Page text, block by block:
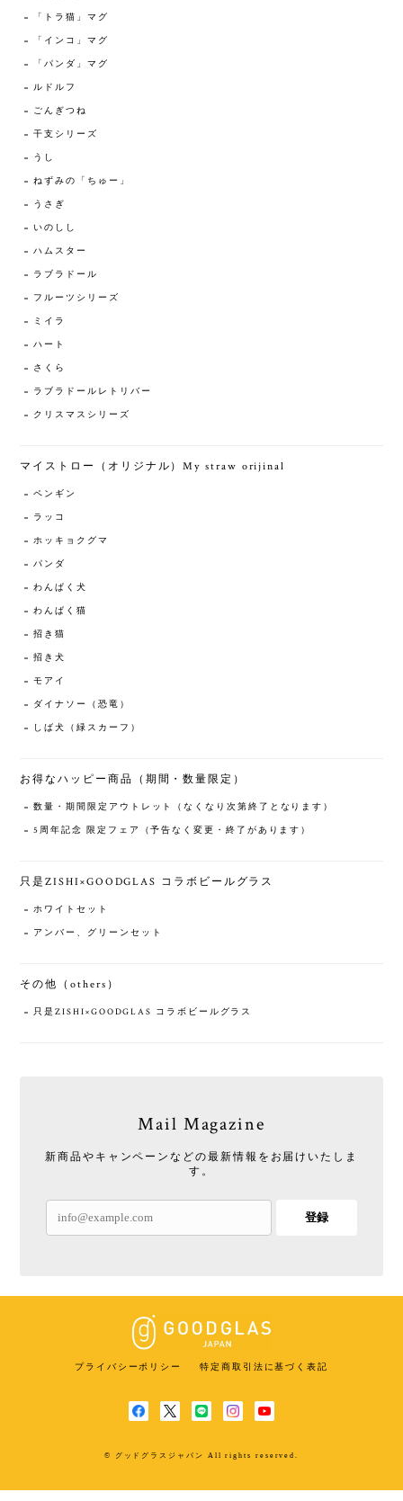
「トラ猫」マグ
「インコ」マグ
「パンダ」マグ
ルドルフ
ごんぎつね
干支シリーズ
うし
ねずみの「ちゅー」
うさぎ
いのしし
ハムスター
ラブラドール
フルーツシリーズ
ミイラ
ハート
さくら
ラブラドールレトリバー
クリスマスシリーズ
マイストロー（オリジナル）My straw orijinal
ペンギン
ラッコ
ホッキョクグマ
パンダ
わんぱく犬
わんぱく猫
招き猫
招き犬
モアイ
ダイナソー（恐竜）
しば犬（緑スカーフ）
お得なハッピー商品（期間・数量限定）
数量・期間限定アウトレット（なくなり次第終了となります）
5周年記念 限定フェア（予告なく変更・終了があります）
只是ZISHI×GOODGLAS コラボビールグラス
ホワイトセット
アンバー、グリーンセット
その他（others）
只是ZISHI×GOODGLAS コラボビールグラス
Mail Magazine
新商品やキャンペーンなどの最新情報をお届けいたしま
す。
登録
プライバシーポリシー 特定商取引法に基づく表記
© グッドグラスジャパン All rights reserved.